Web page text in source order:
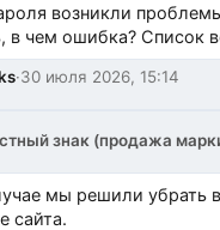
возникли
в чем ошибка? Список
разделе на modx.pro
·30 июля 2026, 15:14
знак (продажа
мы решили убрать
сайта.